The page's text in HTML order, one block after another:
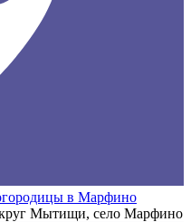
в Марфино
Мытищи, село Марфино